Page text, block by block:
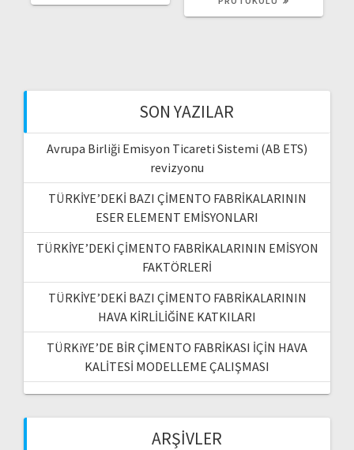
SON YAZILAR
Avrupa Birliği Emisyon Ticareti Sistemi (AB ETS)
revizyonu
TÜRKİYE’DEKİ BAZI ÇİMENTO FABRİKALARININ
ESER ELEMENT EMİSYONLARI
TÜRKİYE’DEKİ ÇİMENTO FABRİKALARININ EMİSYON
FAKTÖRLERİ
TÜRKİYE’DEKİ BAZI ÇİMENTO FABRİKALARININ
HAVA KİRLİLİĞİNE KATKILARI
TÜRKiYE’DE BİR ÇİMENTO FABRİKASI İÇİN HAVA
KALİTESİ MODELLEME ÇALIŞMASI
ARŞIVLER